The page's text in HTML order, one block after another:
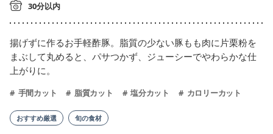
30分以内
揚げずに作るお手軽酢豚。脂質の少ない豚もも肉に片栗粉を
まぶして丸めると、パサつかず、ジューシーでやわらかな仕
上がりに。
手間カット 脂質カット 塩分カット カロリーカット
おすすめ厳選 旬の食材